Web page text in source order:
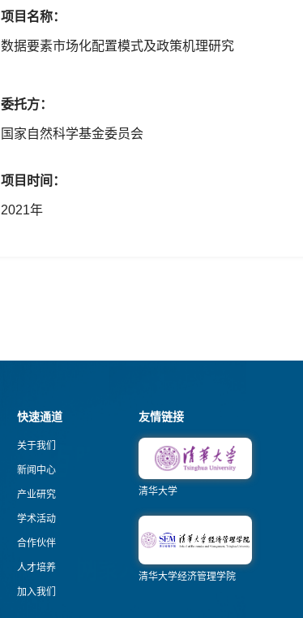
项目名称：
数据要素市场化配置模式及政策机理研究
委托方：
国家自然科学基金委员会
项目时间：
2021年
快速通道
关于我们
新闻中心
产业研究
学术活动
合作伙伴
人才培养
加入我们
友情链接
清华大学
清华大学经济管理学院